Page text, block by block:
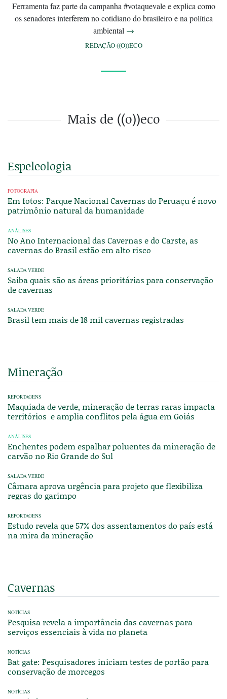
Ferramenta faz parte da campanha #votaquevale e explica como
os senadores interferem no cotidiano do brasileiro e na política
ambiental →
REDAÇÃO ((O))ECO
Mais de ((o))eco
Espeleologia
FOTOGRAFIA
Em fotos: Parque Nacional Cavernas do Peruaçu é novo
patrimônio natural da humanidade
ANÁLISES
No Ano Internacional das Cavernas e do Carste, as
cavernas do Brasil estão em alto risco
SALADA VERDE
Saiba quais são as áreas prioritárias para conservação
de cavernas
SALADA VERDE
Brasil tem mais de 18 mil cavernas registradas
Mineração
REPORTAGENS
Maquiada de verde, mineração de terras raras impacta
territórios e amplia conflitos pela água em Goiás
ANÁLISES
Enchentes podem espalhar poluentes da mineração de
carvão no Rio Grande do Sul
SALADA VERDE
Câmara aprova urgência para projeto que flexibiliza
regras do garimpo
REPORTAGENS
Estudo revela que 57% dos assentamentos do país está
na mira da mineração
Cavernas
NOTÍCIAS
Pesquisa revela a importância das cavernas para
serviços essenciais à vida no planeta
NOTÍCIAS
Bat gate: Pesquisadores iniciam testes de portão para
conservação de morcegos
NOTÍCIAS